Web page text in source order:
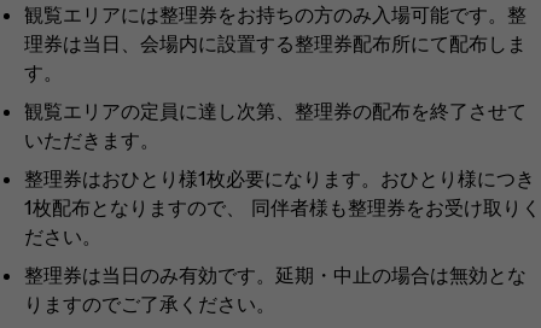
観覧エリアには整理券をお持ちの方のみ入場可能です。整
理券は当日、会場内に設置する整理券配布所にて配布しま
す。​
観覧エリアの定員に達し次第、整理券の配布を終了させて
いただきます。​
整理券はおひとり様1枚必要になります。おひとり様につき
1枚配布となりますので、 同伴者様も整理券をお受け取りく
ださい。​
整理券は当日のみ有効です。延期・中止の場合は無効とな
りますのでご了承ください。​